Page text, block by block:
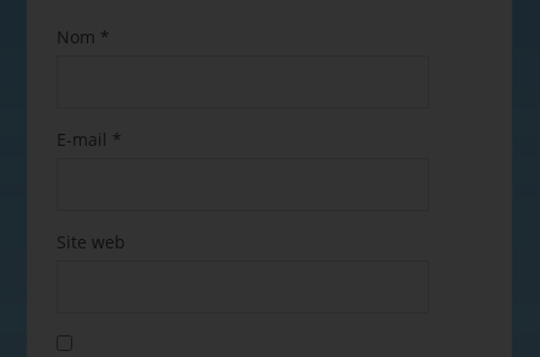
Nom *
E-mail *
Site web